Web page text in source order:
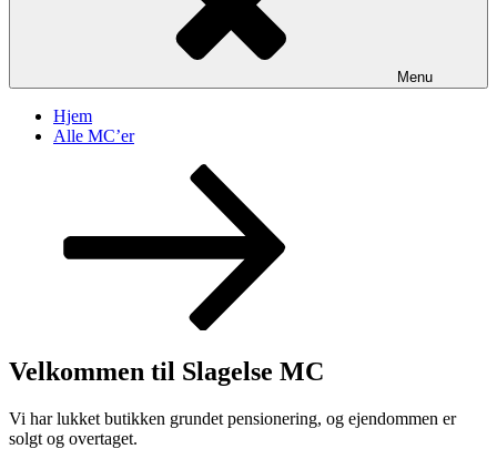
Menu
Hjem
Alle MC’er
Velkommen til Slagelse MC
Vi har lukket butikken grundet pensionering, og ejendommen er
solgt og overtaget.